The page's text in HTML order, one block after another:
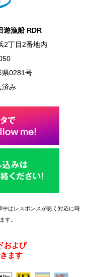
漁船 RDR
2丁目2番地内
県0281号
済み
はレスポンスが悪く対応に時
す。
および
ます